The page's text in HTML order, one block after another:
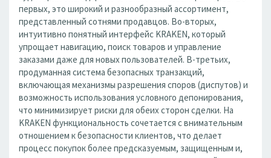
первых, это широкий и разнообразный ассортимент,
представленный сотнями продавцов. Во-вторых,
интуитивно понятный интерфейс KRAKEN, который
упрощает навигацию, поиск товаров и управление
заказами даже для новых пользователей. В-третьих,
продуманная система безопасных транзакций,
включающая механизмы разрешения споров (диспутов) и
возможность использования условного депонирования,
что минимизирует риски для обеих сторон сделки. На
KRAKEN функциональность сочетается с внимательным
отношением к безопасности клиентов, что делает
процесс покупок более предсказуемым, защищенным и,